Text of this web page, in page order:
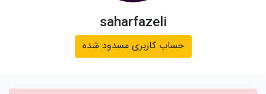
saharfazeli
حساب کاربری مسدود شده